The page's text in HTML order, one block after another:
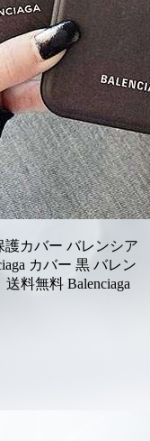
護カバー バレンシア
カバー 黒 バレン
料無料 Balenciaga